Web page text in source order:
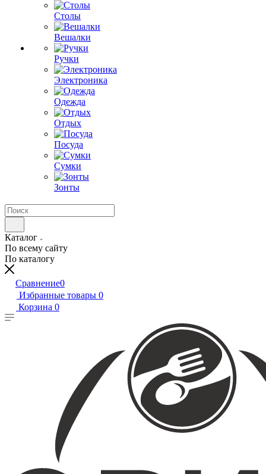
Столы
Вешалки
Ручки
Электроника
Одежда
Отдых
Посуда
Сумки
Зонты
Каталог
По всему сайту
По каталогу
Сравнение0
Избранные товары 0
Корзина 0